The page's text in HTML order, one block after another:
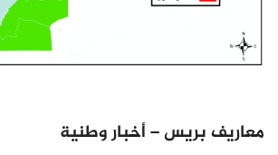
معاريف بريس – أخبار وطنية